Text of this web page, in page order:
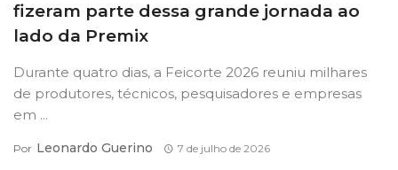
fizeram parte dessa grande jornada ao
lado da Premix
Durante quatro dias, a Feicorte 2026 reuniu milhares
de produtores, técnicos, pesquisadores e empresas
em ...
Por Leonardo Guerino 7 de julho de 2026